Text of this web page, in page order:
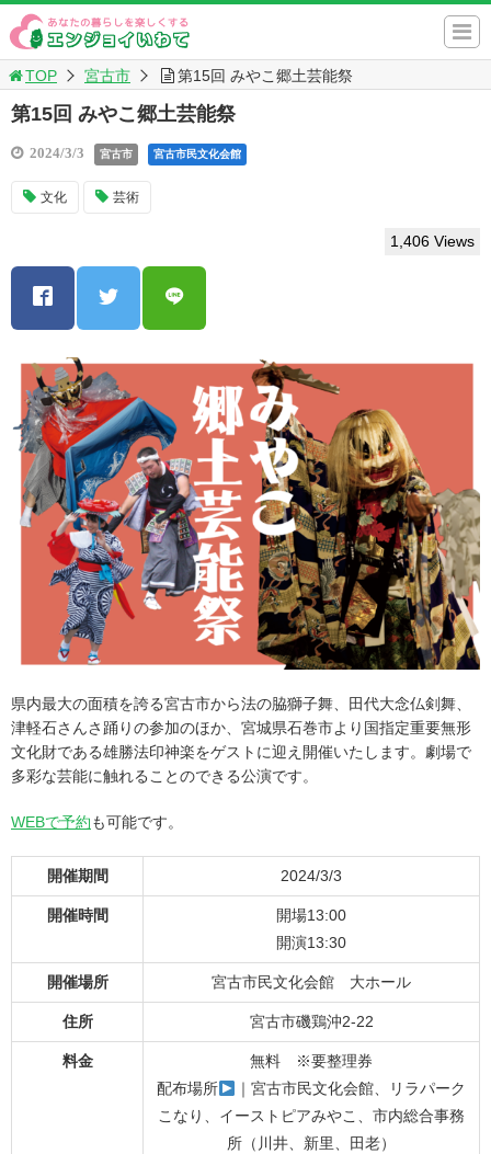
TOP 宮古市 第15回 みやこ郷土芸能祭
第15回 みやこ郷土芸能祭
2024/3/3 宮古市 宮古市民文化会館
文化 芸術
1,406 Views
県内最大の面積を誇る宮古市から法の脇獅子舞、田代大念仏剣舞、
津軽石さんさ踊りの参加のほか、宮城県石巻市より国指定重要無形
文化財である雄勝法印神楽をゲストに迎え開催いたします。劇場で
多彩な芸能に触れることのできる公演です。
WEBで予約も可能です。
開催期間 2024/3/3
開催時間
開場13:00
開演13:30
開催場所 宮古市民文化会館 大ホール
住所 宮古市磯鶏沖2-22
料金
無料 ※要整理券
配布場所
｜宮古市民文化会館、リラパーク
こなり、イーストピアみやこ、市内総合事務
所（川井、新里、田老）